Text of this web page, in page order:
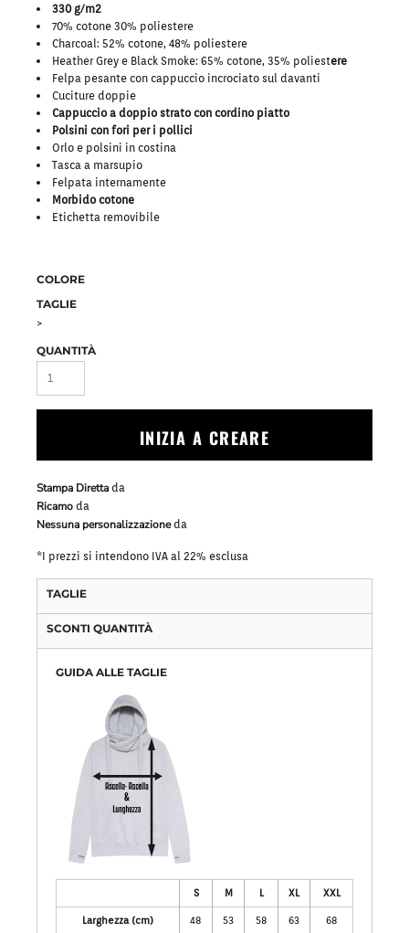
330 g/m2
70% cotone 30% poliestere
Charcoal: 52% cotone, 48% poliestere
Heather Grey e Black Smoke: 65% cotone, 35% poliestere
Felpa pesante con cappuccio incrociato sul davanti
Cuciture doppie
Cappuccio a doppio strato con cordino piatto
Polsini con fori per i pollici
Orlo e polsini in costina
Tasca a marsupio
Felpata internamente
Morbido cotone
Etichetta removibile
COLORE
TAGLIE
>
QUANTITÀ
INIZIA A CREARE
Stampa Diretta da
Ricamo da
Nessuna personalizzazioneda
*I prezzi si intendono IVA al 22% esclusa
TAGLIE
SCONTI QUANTITÀ
GUIDA ALLE TAGLIE
S M L XL XXL
Larghezza (cm) 48 53 58 63 68